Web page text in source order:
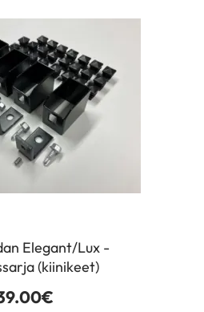
Elegant/Lux -
(kiinikeet)
€